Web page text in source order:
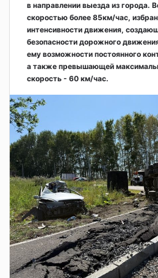
в направлении выезда из города.
скоростью более 85км/час,
интенсивности движения,
безопасности дорожного
ему возможности постоянного
а также превышающей
скорость - 60 км/час.